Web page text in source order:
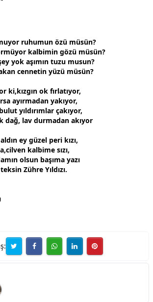
ruhumun özü müsün?
kalbimin gözü müsün?
yok aşımın tuzu musun?
cennetin yüzü müsün?
ki,kızgın ok fırlatıyor,
ayırmadan yakıyor,
bulut yıldırımlar çakıyor,
dağ, lav durmadan akıyor
ey güzel peri kızı,
kalbime sızı,
olsun başıma yazı
Zühre Yıldızı.